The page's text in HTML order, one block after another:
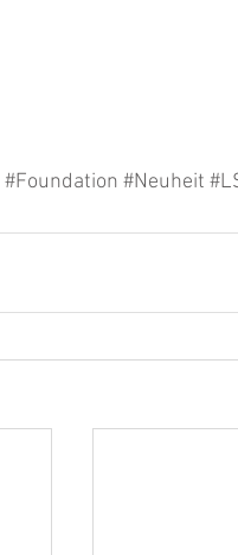
#Foundation #Neuheit